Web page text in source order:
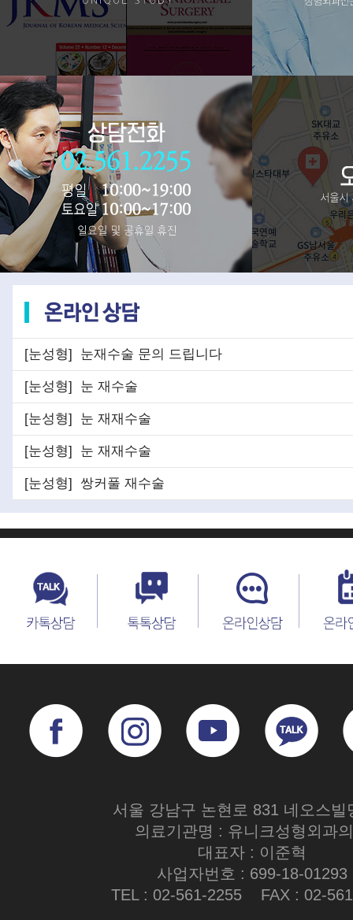
[눈성형] 눈재수술 문의 드립니다
[눈성형] 눈 재수술
[눈성형] 눈 재재수술
[눈성형] 눈 재재수술
[눈성형] 쌍커풀 재수술
서울 강남구 논현로 831 네오스빌
의료기관명 : 유니크성형외과
대표자 : 이준혁
사업자번호 : 699-18-01293
TEL : 02-561-2255 FAX : 02-